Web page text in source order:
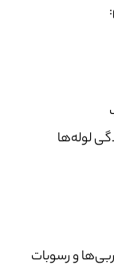
لوله‌ها
و رسوبات